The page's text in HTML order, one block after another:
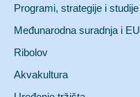
Programi, strategije i studije
Međunarodna suradnja i EU
Ribolov
Akvakultura